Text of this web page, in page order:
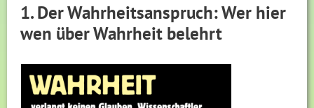
1. Der Wahrheitsanspruch: Wer hier
wen über Wahrheit belehrt